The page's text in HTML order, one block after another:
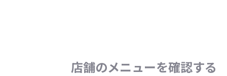
店舗のメニューを確認する